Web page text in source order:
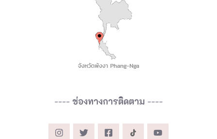
---- ช่องทางการติดตาม ----